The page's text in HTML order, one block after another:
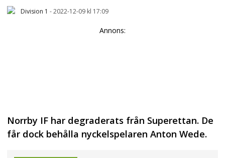
Division 1 -2022-12-09 kl 17:09
Annons:
Norrby IF har degraderats från Superettan. De
får dock behålla nyckelspelaren Anton Wede.